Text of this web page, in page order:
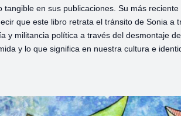
en sus publicaciones. Su más reciente
que este libro retrata el tránsito de Sonia a
y militancia política a través del desmontaje
y lo que significa en nuestra cultura e